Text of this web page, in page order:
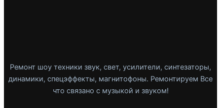
Ремонт шоу техники звук, свет, усилители, синтезаторы,
динамики, спецэффекты, магнитофоны. Ремонтируем Все
что связано с музыкой и звуком!